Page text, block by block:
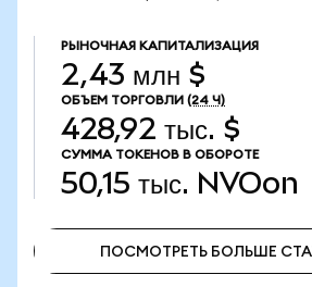
РЫНОЧНАЯ КАПИТАЛИЗАЦИЯ
2,43 млн $
ОБЪЕМ ТОРГОВЛИ (24 Ч)
428,92 тыс. $
СУММА ТОКЕНОВ В ОБОРОТЕ
50,15 тыс. NVOon
ПОСМОТРЕТЬ БОЛЬШЕ